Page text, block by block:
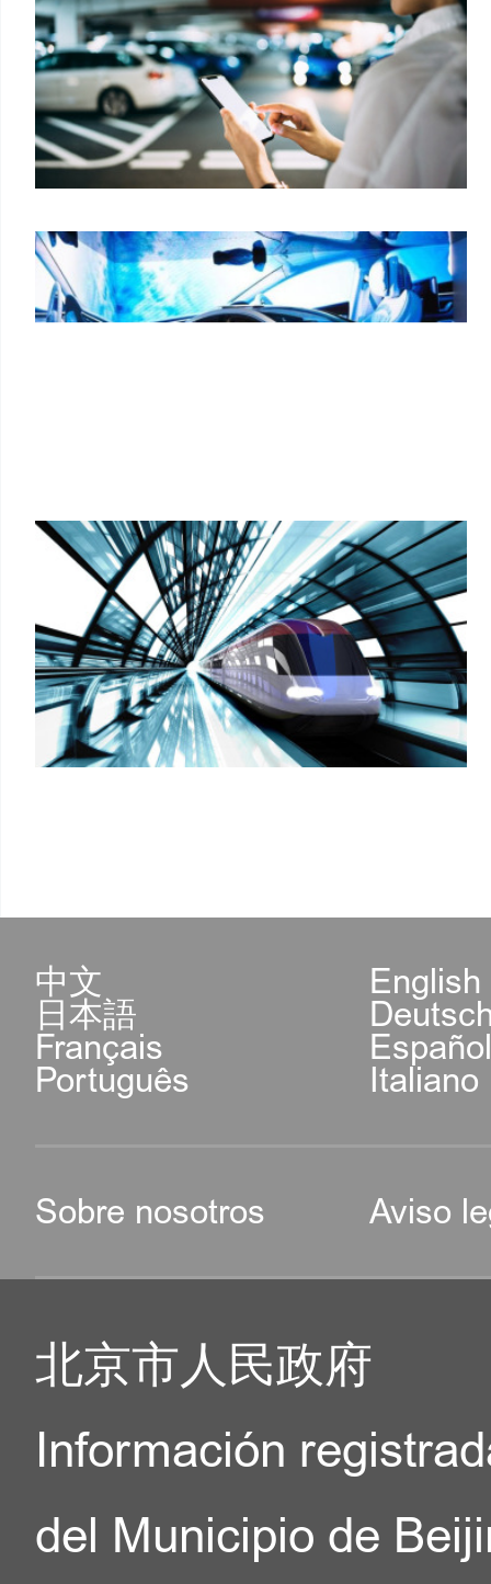
中文 English
日本語
Français
Português Italiano
Sobre nosotros Aviso
北京市人民政府
Información
del Municipio de